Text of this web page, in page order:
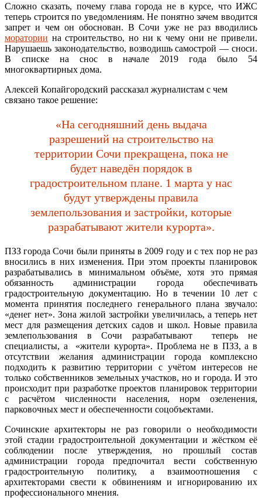
Сложно сказать, почему глава города не в курсе, что ИЖС
теперь строится по уведомлениям. Не понятно зачем вводится
запрет и чем он обоснован. В Сочи уже не раз вводились
моратории на строительство, но ни к чему они не привели.
Нарушаешь законодательство, возводишь самострой — сноси.
В списке на снос в начале 2019 года было 54
многоквартирных дома.
Алексей Копайгородский рассказал журналистам с чем
связано такое решение:
«На сегодняшний день выдача
разрешений на строительство на
территории Сочи прекращена, пока не
будет наведён порядок в
градостроительном плане. 1 марта у нас
будут утверждены правила
землепользования и застройки, которые
разрабатывают жители курорта».
ПЗЗ города Сочи были приняты в 2009 году и с тех пор не раз
вносились в них изменения. При этом проекты планировок
разрабатывались в минимальном объёме, хотя это прямая
обязанность администрации города обеспечивать
градостроительную документацию. Но в течении 10 лет с
момента принятия последнего генерального плана звучало:
«денег нет». Зона жилой застройки увеличилась, а теперь нет
мест для размещения детских садов и школ. Новые правила
землепользования в Сочи разрабатывают теперь не
специалисты, а «жители курорта». Проблема не в ПЗЗ, а в
отсутствии желания администрации города комплексно
подходить к развитию территории с учётом интересов не
только собственников земельных участков, но и города. И это
происходит при разработке проектов планировок территории
с расчётом численности населения, норм озеленения,
парковочных мест и обеспеченности соцобъектами.
Сочинские архитекторы не раз говорили о необходимости
этой стадии градостроительной документации и жёстком её
соблюдении после утверждения, но прошлый состав
администрации города предпочитал вести собственную
градостроительную политику, а взаимоотношения с
архитекторами свести к обвинениям и игнорированию их
профессионального мнения.